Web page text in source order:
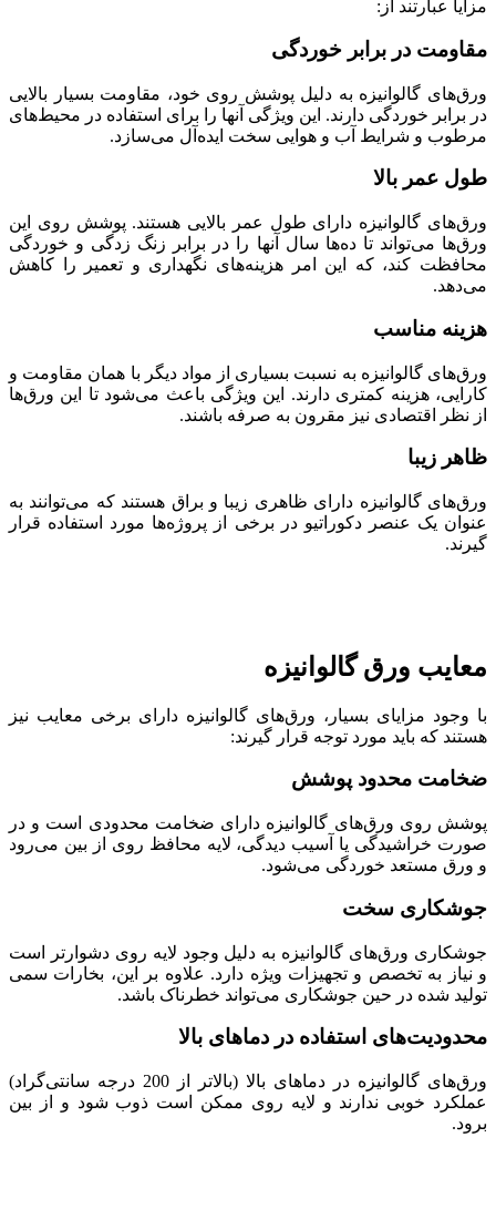
مزایا عبارتند از:
مقاومت در برابر خوردگی
ورق‌های گالوانیزه به دلیل پوشش روی خود، مقاومت بسیار بالایی
در برابر خوردگی دارند. این ویژگی آنها را برای استفاده در محیط‌های
مرطوب و شرایط آب و هوایی سخت ایده‌آل می‌سازد.
طول عمر بالا
ورق‌های گالوانیزه دارای طول عمر بالایی هستند. پوشش روی این
ورق‌ها می‌تواند تا ده‌ها سال آنها را در برابر زنگ زدگی و خوردگی
محافظت کند، که این امر هزینه‌های نگهداری و تعمیر را کاهش
می‌دهد.
هزینه مناسب
ورق‌های گالوانیزه به نسبت بسیاری از مواد دیگر با همان مقاومت و
کارایی، هزینه کمتری دارند. این ویژگی باعث می‌شود تا این ورق‌ها
از نظر اقتصادی نیز مقرون به صرفه باشند.
ظاهر زیبا
ورق‌های گالوانیزه دارای ظاهری زیبا و براق هستند که می‌توانند به
عنوان یک عنصر دکوراتیو در برخی از پروژه‌ها مورد استفاده قرار
گیرند.
معایب ورق گالوانیزه
با وجود مزایای بسیار، ورق‌های گالوانیزه دارای برخی معایب نیز
هستند که باید مورد توجه قرار گیرند:
ضخامت محدود پوشش
پوشش روی ورق‌های گالوانیزه دارای ضخامت محدودی است و در
صورت خراشیدگی یا آسیب دیدگی، لایه محافظ روی از بین می‌رود
و ورق مستعد خوردگی می‌شود.
جوشکاری سخت
جوشکاری ورق‌های گالوانیزه به دلیل وجود لایه روی دشوارتر است
و نیاز به تخصص و تجهیزات ویژه دارد. علاوه بر این، بخارات سمی
تولید شده در حین جوشکاری می‌تواند خطرناک باشد.
محدودیت‌های استفاده در دماهای بالا
ورق‌های گالوانیزه در دماهای بالا (بالاتر از 200 درجه سانتی‌گراد)
عملکرد خوبی ندارند و لایه روی ممکن است ذوب شود و از بین
برود.